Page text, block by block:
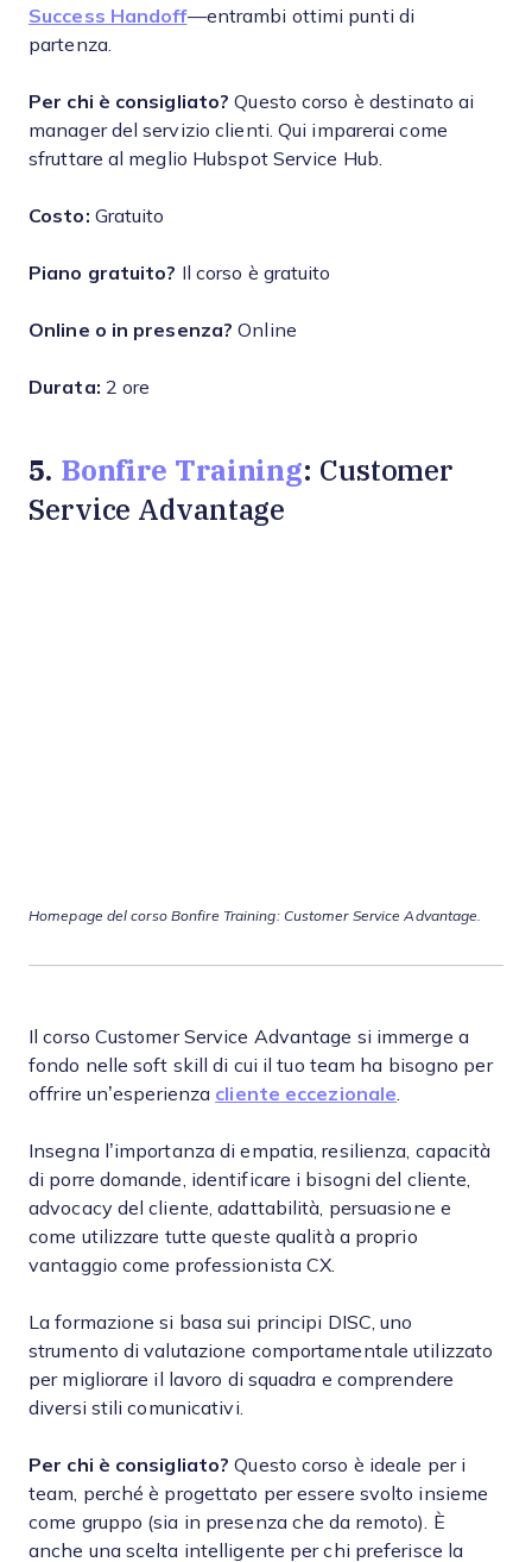
Success Handoff—entrambi ottimi punti di
partenza.
Per chi è consigliato? Questo corso è destinato ai
manager del servizio clienti. Qui imparerai come
sfruttare al meglio Hubspot Service Hub.
Costo: Gratuito
Piano gratuito? Il corso è gratuito
Online o in presenza? Online
Durata: 2 ore
5. Bonfire Training: Customer
Service Advantage
Homepage del corso Bonfire Training: Customer Service Advantage.
Il corso Customer Service Advantage si immerge a
fondo nelle soft skill di cui il tuo team ha bisogno per
offrire un’esperienza cliente eccezionale
Insegna l’importanza di empatia, resilienza, capacità
di porre domande, identificare i bisogni del cliente,
advocacy del cliente, adattabilità, persuasione e
come utilizzare tutte queste qualità a proprio
vantaggio come professionista CX.
La formazione si basa sui principi DISC, uno
strumento di valutazione comportamentale utilizzato
per migliorare il lavoro di squadra e comprendere
diversi stili comunicativi.
Per chi è consigliato? Questo corso è ideale per i
team, perché è progettato per essere svolto insieme
come gruppo (sia in presenza che da remoto). È
anche una scelta intelligente per chi preferisce la